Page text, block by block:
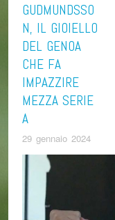
GUDMUNDSSO
N, IL GIOIELLO
DEL GENOA
CHE FA
IMPAZZIRE
MEZZA SERIE
A
29 gennaio 2024